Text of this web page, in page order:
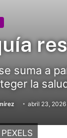
suma a
la
abril 23, 2026